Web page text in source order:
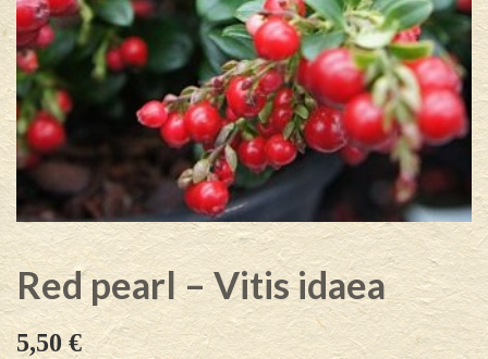
Red pearl – Vitis idaea
5,50€